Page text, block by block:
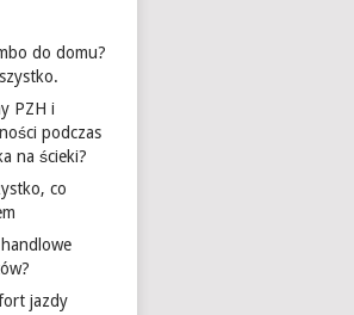
do domu?
PZH i
podczas
na ścieki?
co
handlowe
jazdy